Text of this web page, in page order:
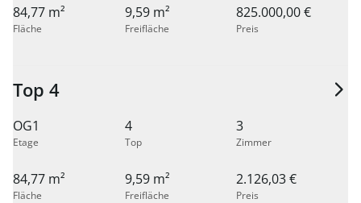
84,77 m²
Fläche
9,59 m²
Freifläche
825.000,00 €
Preis
Top 4
OG1
Etage
4
Top
3
Zimmer
84,77 m²
Fläche
9,59 m²
Freifläche
2.126,03 €
Preis